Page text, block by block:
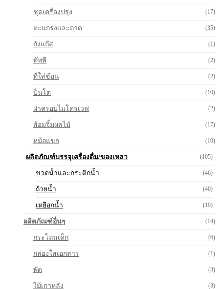
ชุดเครื่องปรุง (17)
ตะแกรงและถาด (35)
ถังแก๊ส (1)
ทัพพี (2)
ที่ใส่ช้อน (2)
ปิ่นโต (10)
ฝาครอบไมโครเวฟ (2)
ส้อมจิ้มผลไม้ (17)
หม้อแขก (10)
ผลิตภัณฑ์บรรจุเครื่องดื่ม/ของเหลว (105)
ขวดน้ำและกระติกน้ำ (46)
ถ้วยน้ำ (40)
เหยือกน้ำ (19)
ผลิตภัณฑ์อื่นๆ (14)
กระโถนเด็ก (6)
กล่องใส่เอกสาร (1)
พัด (3)
ไม้เกาหลัง (3)